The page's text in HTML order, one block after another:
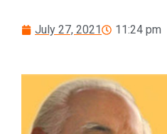
July 27, 2021 11:24 pm